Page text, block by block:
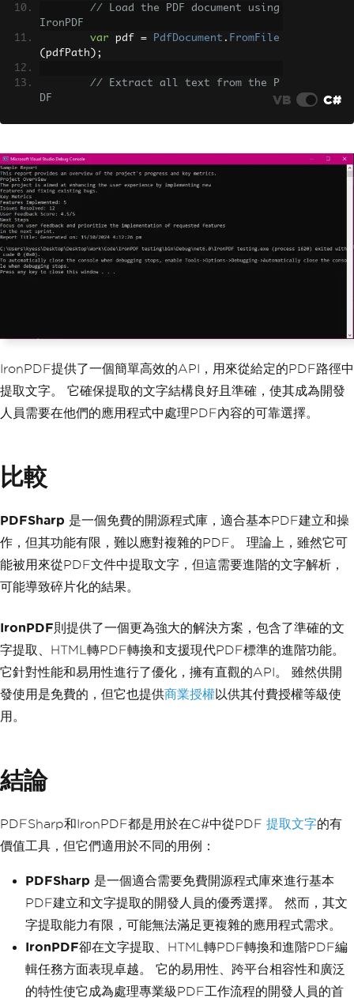
// Load the PDF document using
IronPDF
var pdf = PdfDocument . FromFile
( pdfPath );
// Extract all text from the P
DF
o the console
Console.WriteLine(extractedTex
t);
}
}
VB C#
IronPDF提供了一個簡單高效的API，用來從給定的PDF路徑中
提取文字。 它確保提取的文字結構良好且準確，使其成為開發
人員需要在他們的應用程式中處理PDF內容的可靠選擇。
比較
PDFSharp 是一個免費的開源程式庫，適合基本PDF建立和操
作，但其功能有限，難以應對複雜的PDF。 理論上，雖然它可
能被用來從PDF文件中提取文字，但這需要進階的文字解析，
可能導致碎片化的結果。
IronPDF則提供了一個更為強大的解決方案，包含了準確的文
字提取、HTML轉PDF轉換和支援現代PDF標準的進階功能。
它針對性能和易用性進行了優化，擁有直觀的API。 雖然供開
發使用是免費的，但它也提供商業授權以供其付費授權等級使
用。
結論
PDFSharp和IronPDF都是用於在C#中從PDF 提取文字的有
價值工具，但它們適用於不同的用例：
PDFSharp 是一個適合需要免費開源程式庫來進行基本
PDF建立和文字提取的開發人員的優秀選擇。 然而，其文
字提取能力有限，可能無法滿足更複雜的應用程式需求。
IronPDF卻在文字提取、HTML轉PDF轉換和進階PDF編
輯任務方面表現卓越。 它的易用性、跨平台相容性和廣泛
的特性使它成為處理專業級PDF工作流程的開發人員的首